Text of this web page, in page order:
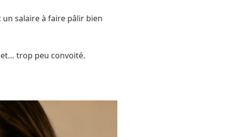
salaire à faire pâlir bien
trop peu convoité.